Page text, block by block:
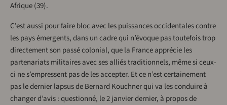
Afrique (39).
C’est aussi pour faire bloc avec les puissances occidentales contre
les pays émergents, dans un cadre qui n’évoque pas toutefois trop
directement son passé colonial, que la France apprécie les
partenariats militaires avec ses alliés traditionnels, même si ceux-
ci ne s’empressent pas de les accepter. Et ce n’est certainement
pas le dernier lapsus de Bernard Kouchner qui va les conduire à
changer d’avis : questionné, le 2 janvier dernier, à propos de